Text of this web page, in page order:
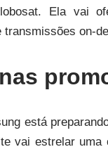
Ela vai
on-
está
vai estrelar